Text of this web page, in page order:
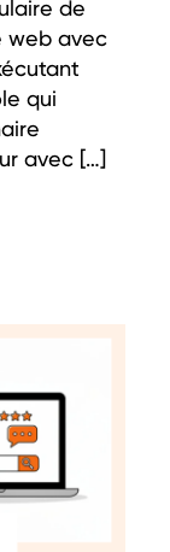
de
web avec
qui
avec […]